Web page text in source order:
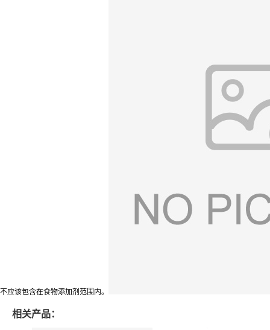
不应该包含在食物添加剂范围内。
相关产品：